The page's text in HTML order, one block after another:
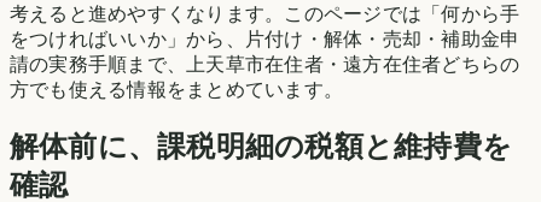
考えると進めやすくなります。このページでは「何から手
をつければいいか」から、片付け・解体・売却・補助金申
請の実務手順まで、
上天草市在住者・遠方在住者どちらの
方でも使える情報をまとめています。
解体前に、課税明細の税額と維持費を
確認